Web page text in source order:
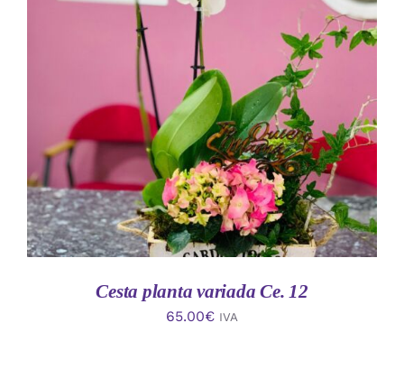
AÑADIR AL CARRITO
/
Cesta planta variada Ce. 12
65.00€ IVA